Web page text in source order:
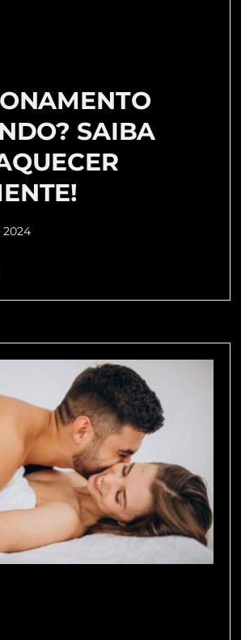
SAIBA
2024